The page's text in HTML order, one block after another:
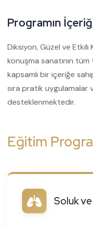
Programın İçeriğ
Diksiyon, Güzel ve Etkili
konuşma sanatının
kapsamlı bir içeriğe
sıra pratik uygulamalar
desteklenmektedir.
Eğitim
Soluk